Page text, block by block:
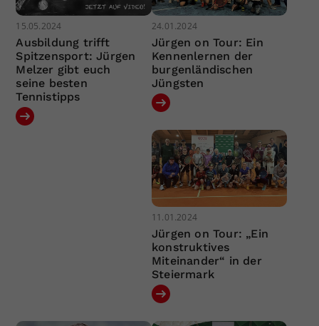
15.05.2024
Ausbildung trifft
Spitzensport: Jürgen
Melzer gibt euch
seine besten
Tennistipps
24.01.2024
Jürgen on Tour: Ein
Kennenlernen der
burgenländischen
Jüngsten
11.01.2024
Jürgen on Tour: „Ein
konstruktives
Miteinander“ in der
Steiermark